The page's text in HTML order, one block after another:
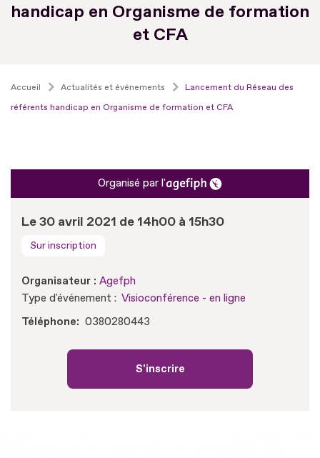
handicap en Organisme de formation
et CFA
Accueil Actualités et événements
Lancement du Réseau des
référents handicap en Organisme de formation et CFA
Organisé par l'
Le 30 avril 2021 de 14h00 à 15h30
Sur inscription
Organisateur : Agefph
Type d'événement : Visioconférence - en ligne
Téléphone
0380280443
S'inscrire